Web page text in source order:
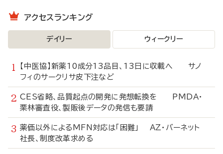
アクセスランキング
デイリー ウィークリー
【中医協】新薬10成分13品目、13日に収載へ サノ
フィのサークリサ皮下注など
CES省略、品質起点の開発に発想転換を PMDA・
栗林審査役、製販後データの発信も要請
薬価以外によるMFN対応は「困難」 AZ・バーネット
社長、制度改革求める